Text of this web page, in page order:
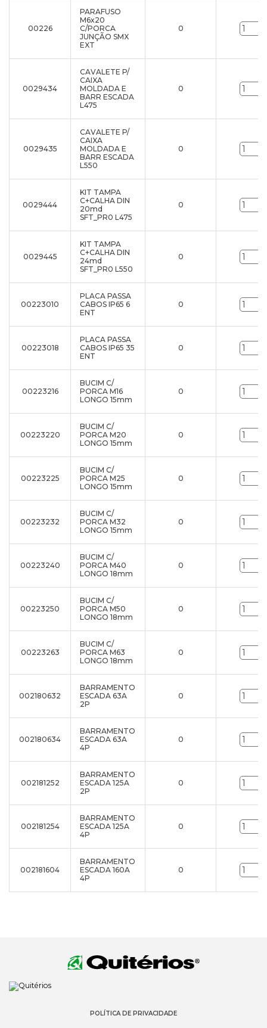
00226
PARAFUSO
M6x20
C/PORCA
JUNÇÃO SMX
EXT
0
0029434
CAVALETE P/
CAIXA
MOLDADA E
BARR ESCADA
L475
0
0029435
CAVALETE P/
CAIXA
MOLDADA E
BARR ESCADA
L550
0
0029444
KIT TAMPA
C+CALHA DIN
20md
SFT_PR0 L475
0
0029445
KIT TAMPA
C+CALHA DIN
24md
SFT_PR0 L550
0
00223010
PLACA PASSA
CABOS IP65 6
ENT
0
00223018
PLACA PASSA
CABOS IP65 35
ENT
0
00223216
BUCIM C/
PORCA M16
LONGO 15mm
0
00223220
BUCIM C/
PORCA M20
LONGO 15mm
0
00223225
BUCIM C/
PORCA M25
LONGO 15mm
0
00223232
BUCIM C/
PORCA M32
LONGO 15mm
0
00223240
BUCIM C/
PORCA M40
LONGO 18mm
0
00223250
BUCIM C/
PORCA M50
LONGO 18mm
0
00223263
BUCIM C/
PORCA M63
LONGO 18mm
0
002180632
BARRAMENTO
ESCADA 63A
2P
0
002180634
BARRAMENTO
ESCADA 63A
4P
0
002181252
BARRAMENTO
ESCADA 125A
2P
0
002181254
BARRAMENTO
ESCADA 125A
4P
0
002181604
BARRAMENTO
ESCADA 160A
4P
0
POLÍTICA DE PRIVACIDADE